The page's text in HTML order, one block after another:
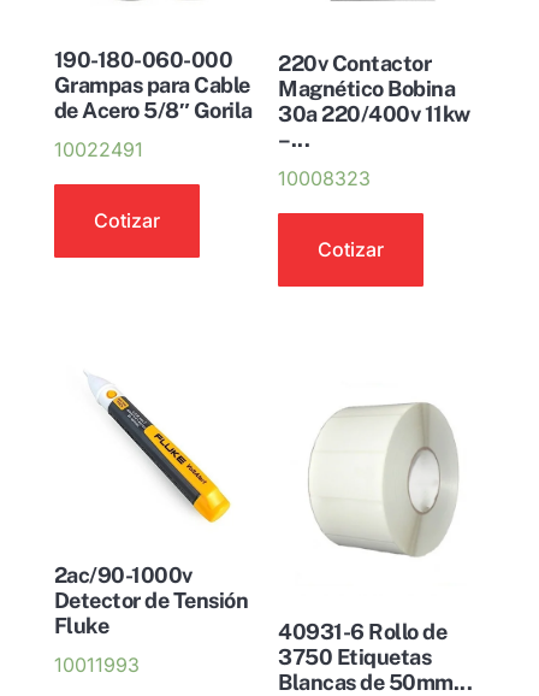
190-180-060-000
Grampas para Cable
de Acero 5/8″ Gorila
10022491
Cotizar
220v Contactor
Magnético Bobina
30a 220/400v 11kw
–...
10008323
Cotizar
2ac/90-1000v
Detector de Tensión
Fluke
10011993
40931-6 Rollo de
3750 Etiquetas
Blancas de 50mm...